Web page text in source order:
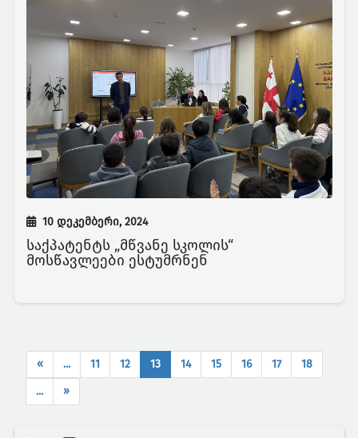
10 დეკემბერი, 2024
საქპატენტს „მწვანე სკოლის“
მოსწავლეები ესტუმრნენ
« ... 11 12 13(current)
14 15 16 17
18
...
»